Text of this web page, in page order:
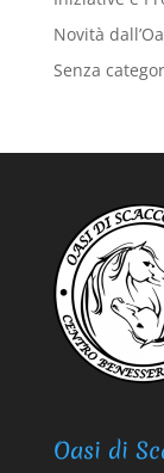
Novità
Senza
Oasi di